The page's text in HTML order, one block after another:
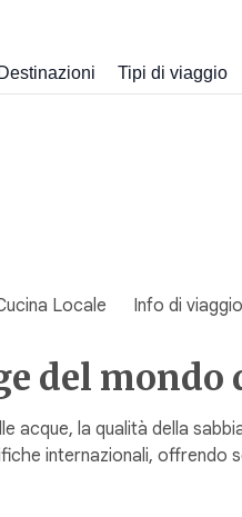
Destinazioni Tipi di viaggio
Locale Info di viaggio
del mondo
acque, la qualità della
internazionali,